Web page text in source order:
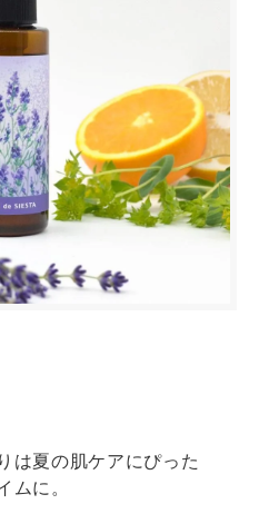
は夏の肌ケアにぴった
ムに。